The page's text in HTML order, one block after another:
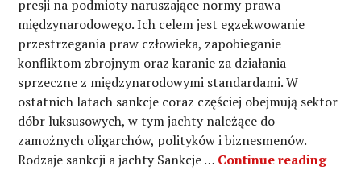
presji na podmioty naruszające normy prawa
międzynarodowego. Ich celem jest egzekwowanie
przestrzegania praw człowieka, zapobieganie
konfliktom zbrojnym oraz karanie za działania
sprzeczne z międzynarodowymi standardami. W
ostatnich latach sankcje coraz częściej obejmują sektor
dóbr luksusowych, w tym jachty należące do
zamożnych oligarchów, polityków i biznesmenów.
Rodzaje sankcji a jachty Sankcje … Continue reading